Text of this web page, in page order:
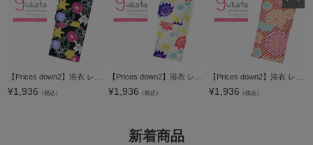
¥1,936 （税込） ¥1,936 （税込） ¥1,936 （税込）
新着商品
ペー
ジト
ップ
へ